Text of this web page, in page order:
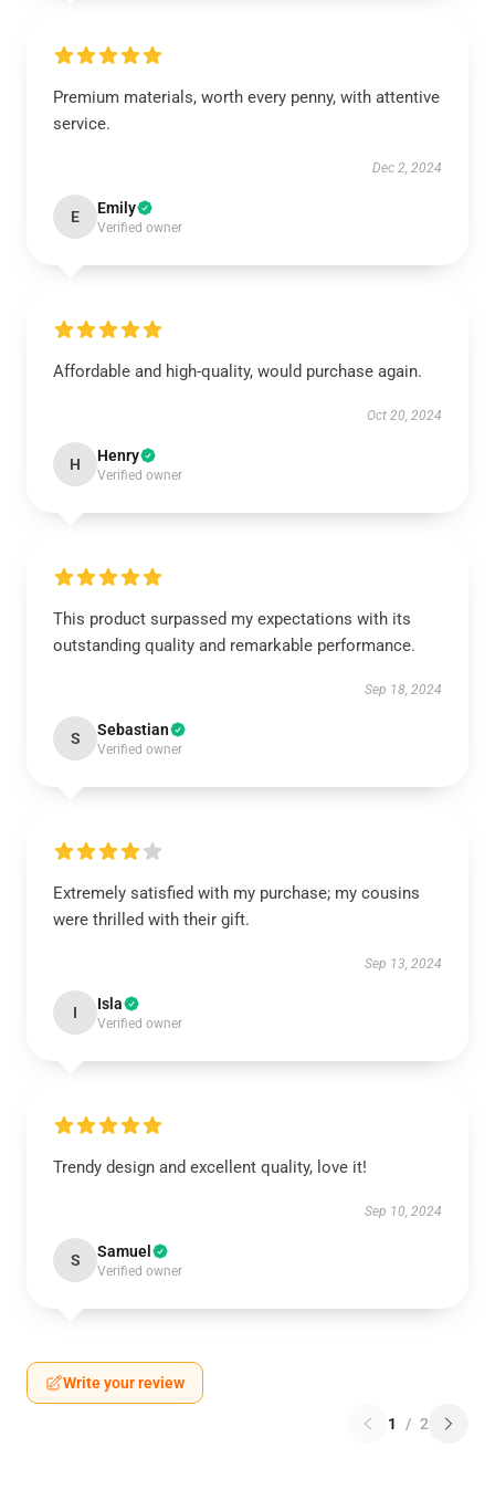
Premium materials, worth every penny, with attentive
service.
Dec 2, 2024
E Emily
Verified owner
Affordable and high-quality, would purchase again.
Oct 20, 2024
H Henry
Verified owner
This product surpassed my expectations with its
outstanding quality and remarkable performance.
Sep 18, 2024
S Sebastian
Verified owner
Extremely satisfied with my purchase; my cousins
were thrilled with their gift.
Sep 13, 2024
I Isla
Verified owner
Trendy design and excellent quality, love it!
Sep 10, 2024
S Samuel
Verified owner
Write your review
1 / 2